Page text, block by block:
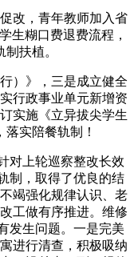
改，青年教师加入省
生糊口费退费流程，
扶植。
）》，三是成立健全
行政事业单元新增资
实施《立异拔尖学生
实陪餐轨制！
上轮巡察整改长效
制，取得了优良的结
竭强化规律认识、老
工做有序推进。维修
发生问题。一是完美
进行清查，积极吸纳